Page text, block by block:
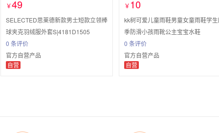
￥49
SELECTED思莱德新款男士短款立领棒
球夹克羽绒服外套S|4181D1505
0 条评价
官方自营产品
自营
￥ 10
kk树可爱儿童雨鞋男童女童雨鞋学
季防滑小孩雨靴公主宝宝水鞋
0 条评价
官方自营产品
自营